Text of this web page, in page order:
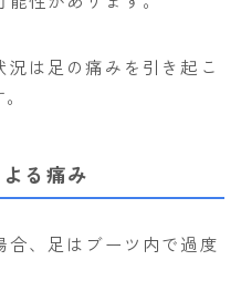
は足の痛みを引き起こ
る痛み
、足はブーツ内で過度